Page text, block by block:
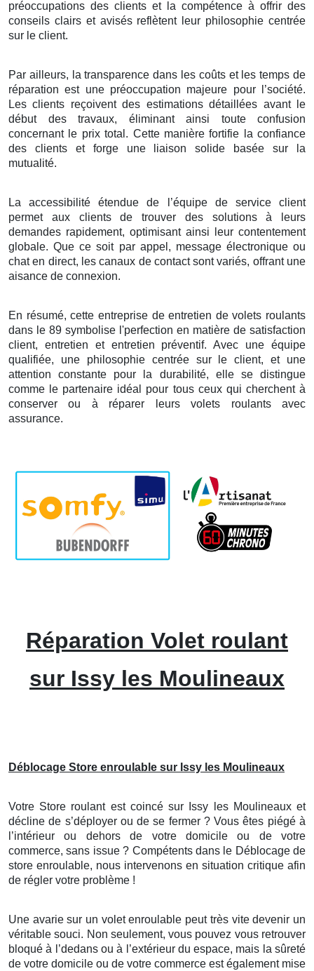
préoccupations des clients et la compétence à offrir des
conseils clairs et avisés reflètent leur philosophie centrée
sur le client.
Par ailleurs, la transparence dans les coûts et les temps de
réparation est une préoccupation majeure pour l’société.
Les clients reçoivent des estimations détaillées avant le
début des travaux, éliminant ainsi toute confusion
concernant le prix total. Cette manière fortifie la confiance
des clients et forge une liaison solide basée sur la
mutualité.
La accessibilité étendue de l’équipe de service client
permet aux clients de trouver des solutions à leurs
demandes rapidement, optimisant ainsi leur contentement
globale. Que ce soit par appel, message électronique ou
chat en direct, les canaux de contact sont variés, offrant une
aisance de connexion.
En résumé, cette entreprise de entretien de volets roulants
dans le 89 symbolise l'perfection en matière de satisfaction
client, entretien et entretien préventif. Avec une équipe
qualifiée, une philosophie centrée sur le client, et une
attention constante pour la durabilité, elle se distingue
comme le partenaire idéal pour tous ceux qui cherchent à
conserver ou à réparer leurs volets roulants avec
assurance.
Réparation Volet roulant
sur Issy les Moulineaux
Déblocage Store enroulable sur Issy les Moulineaux
Votre Store roulant est coincé sur Issy les Moulineaux et
décline de s’déployer ou de se fermer ? Vous êtes piégé à
l’intérieur ou dehors de votre domicile ou de votre
commerce, sans issue ? Compétents dans le Déblocage de
store enroulable, nous intervenons en situation critique afin
de régler votre problème !
Une avarie sur un volet enroulable peut très vite devenir un
véritable souci. Non seulement, vous pouvez vous retrouver
bloqué à l’dedans ou à l’extérieur du espace, mais la sûreté
de votre domicile ou de votre commerce est également mise